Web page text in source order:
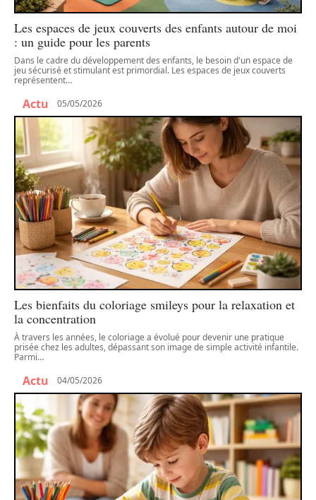
Les espaces de jeux couverts des enfants autour de moi
: un guide pour les parents
Dans le cadre du développement des enfants, le besoin d'un espace de
jeu sécurisé et stimulant est primordial. Les espaces de jeux couverts
représentent…
Actu 05/05/2026
Les bienfaits du coloriage smileys pour la relaxation et
la concentration
À travers les années, le coloriage a évolué pour devenir une pratique
prisée chez les adultes, dépassant son image de simple activité infantile.
Parmi…
Actu 04/05/2026